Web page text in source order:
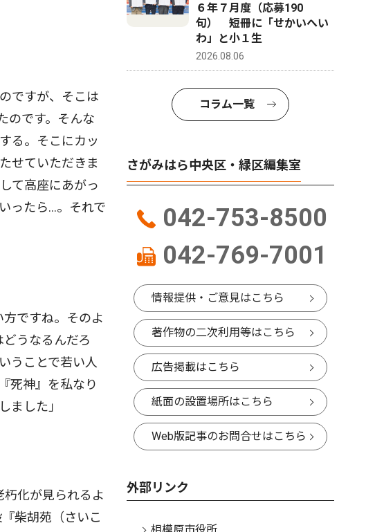
ですが、そこは
のです。そんな
る。そこにカッ
せていただきま
て高座にあがっ
ったら...。それで
ですね。そのよ
うなるんだろ
うことで若い人
死神』を私なり
ました」
化が見られるよ
柴胡苑（さいこ
６年７月度（応募190
句） 短冊に「せかいへい
わ」と小１生
2026.08.06
コラム一覧
さがみはら中央区・緑区編集室
042-753-8500
042-769-7001
情報提供・ご意見はこちら
著作物の二次利用等はこちら
広告掲載はこちら
紙面の設置場所はこちら
Web版記事のお問合せはこちら
外部リンク